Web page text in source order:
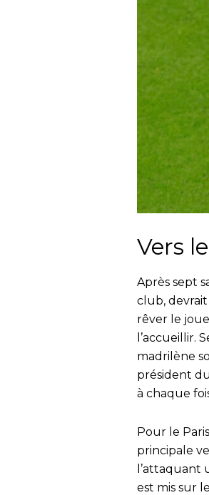
Vers
Après sept
club,
rêver le
l’accueillir.
madrilène
président
à chaque
Pour le
principale
l’attaquant
est mis sur le